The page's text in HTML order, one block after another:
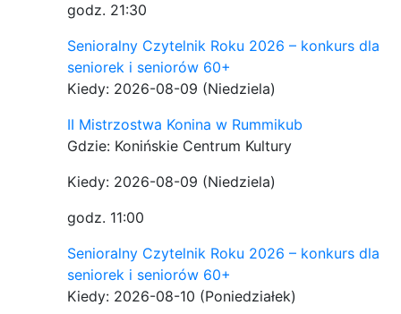
godz. 21:30
Senioralny Czytelnik Roku 2026 – konkurs dla
seniorek i seniorów 60+
Kiedy: 2026-08-09 (Niedziela)
II Mistrzostwa Konina w Rummikub
Gdzie: Konińskie Centrum Kultury
Kiedy: 2026-08-09 (Niedziela)
godz. 11:00
Senioralny Czytelnik Roku 2026 – konkurs dla
seniorek i seniorów 60+
Kiedy: 2026-08-10 (Poniedziałek)